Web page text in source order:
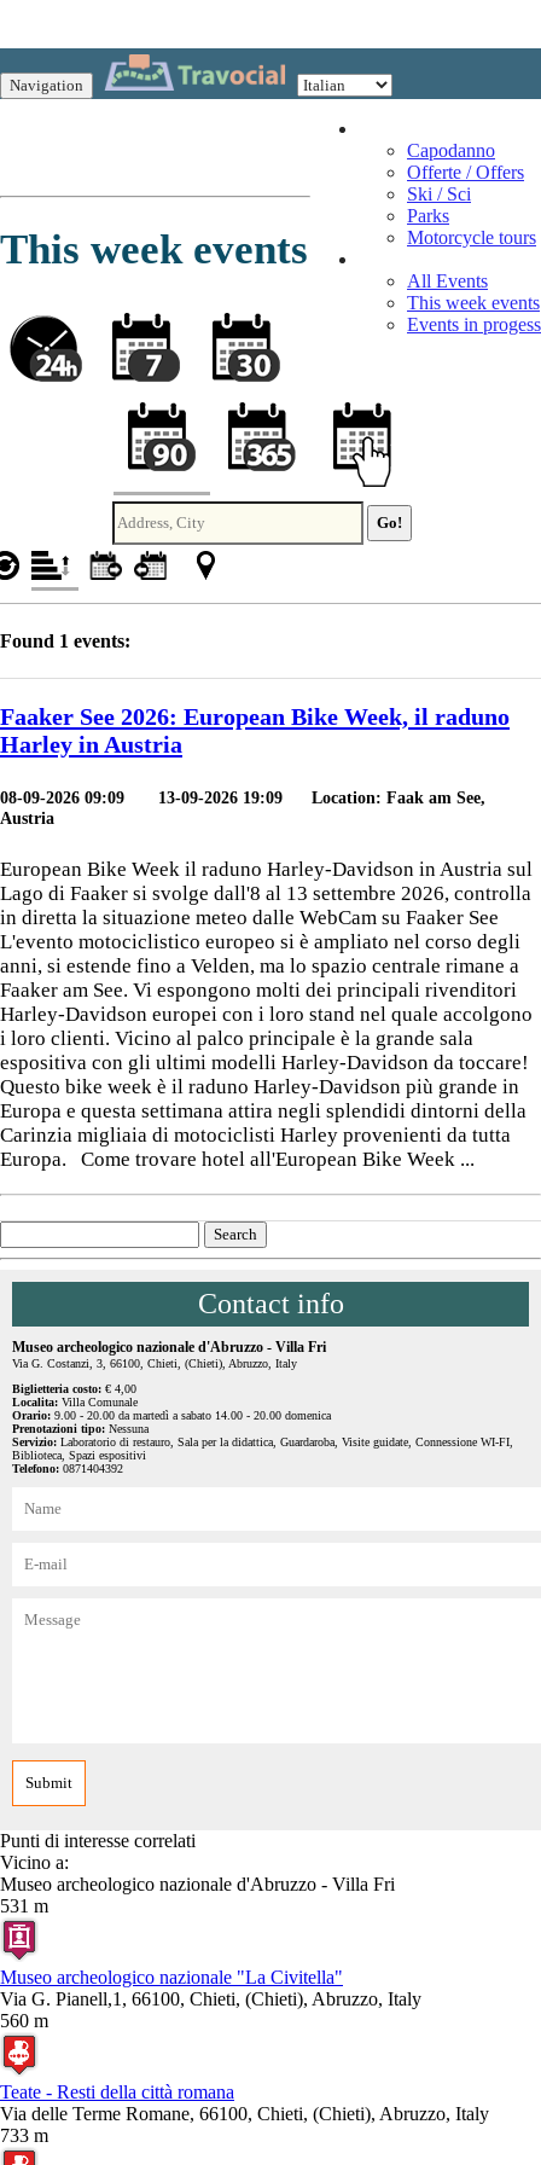
Navigation
Capodanno
Offerte / Offers
Ski / Sci
Parks
Motorcycle tours
All Events
This week events
Events in progess
This week events
Found 1 events:
Faaker See 2026: European Bike Week, il raduno
Harley in Austria
08-09-2026 09:09
13-09-2026 19:09 Location: Faak am See,
Austria
European Bike Week il raduno Harley-Davidson in Austria sul
Lago di Faaker si svolge dall'8 al 13 settembre 2026, controlla
in diretta la situazione meteo dalle WebCam su Faaker See
L'evento motociclistico europeo si è ampliato nel corso degli
anni, si estende fino a Velden, ma lo spazio centrale rimane a
Faaker am See. Vi espongono molti dei principali rivenditori
Harley-Davidson europei con i loro stand nel quale accolgono
i loro clienti. Vicino al palco principale è la grande sala
espositiva con gli ultimi modelli Harley-Davidson da toccare!
Questo bike week è il raduno Harley-Davidson più grande in
Europa e questa settimana attira negli splendidi dintorni della
Carinzia migliaia di motociclisti Harley provenienti da tutta
Europa. Come trovare hotel all'European Bike Week ...
Contact info
Museo archeologico nazionale d'Abruzzo - Villa Fri
Via G. Costanzi, 3, 66100, Chieti, (Chieti), Abruzzo, Italy
Biglietteria costo: € 4,00
Localita: Villa Comunale
Orario: 9.00 - 20.00 da martedì a sabato 14.00 - 20.00 domenica
Prenotazioni tipo: Nessuna
Servizio: Laboratorio di restauro, Sala per la didattica, Guardaroba, Visite guidate, Connessione WI-FI,
Biblioteca, Spazi espositivi
Telefono: 0871404392
Punti di interesse correlati
Vicino a:
Museo archeologico nazionale d'Abruzzo - Villa Fri
531 m
Museo archeologico nazionale "La Civitella"
Via G. Pianell,1, 66100, Chieti, (Chieti), Abruzzo, Italy
560 m
Teate - Resti della città romana
Via delle Terme Romane, 66100, Chieti, (Chieti), Abruzzo, Italy
733 m